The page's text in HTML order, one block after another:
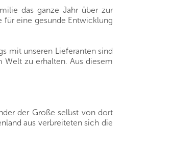
das ganze Jahr über zur
für eine gesunde Entwicklung
mit unseren Lieferanten sind
Welt zu erhalten. Aus diesem
der Große selbst von dort
aus verbreiteten sich die